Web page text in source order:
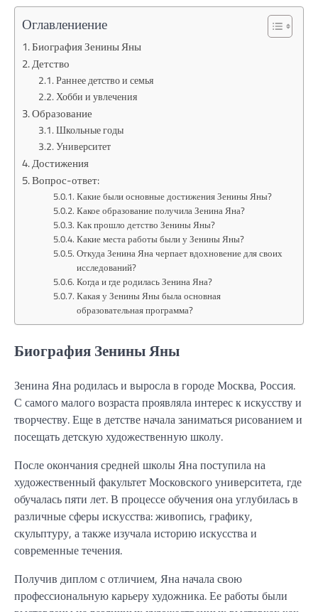
Оглавлениение
Биография Зенины Яны
Детство
Раннее детство и семья
Хобби и увлечения
Образование
Школьные годы
Университет
Достижения
Вопрос-ответ:
Какие были основные достижения Зенины Яны?
Какое образование получила Зенина Яна?
Как прошло детство Зенины Яны?
Какие места работы были у Зенины Яны?
Откуда Зенина Яна черпает вдохновение для своих
исследований?
Когда и где родилась Зенина Яна?
Какая у Зенины Яны была основная
образовательная программа?
Биография Зенины Яны
Зенина Яна родилась и выросла в городе Москва, Россия.
С самого малого возраста проявляла интерес к искусству и
творчеству. Еще в детстве начала заниматься рисованием и
посещать детскую художественную школу.
После окончания средней школы Яна поступила на
художественный факультет Московского университета, где
обучалась пяти лет. В процессе обучения она углубилась в
различные сферы искусства: живопись, графику,
скульптуру, а также изучала историю искусства и
современные течения.
Получив диплом с отличием, Яна начала свою
профессиональную карьеру художника. Ее работы были